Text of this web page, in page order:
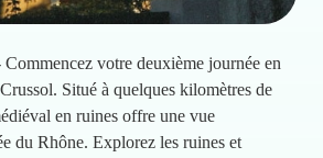
votre deuxième journée en
Situé à quelques kilomètres de
en ruines offre une vue
du Rhône. Explorez les ruines et